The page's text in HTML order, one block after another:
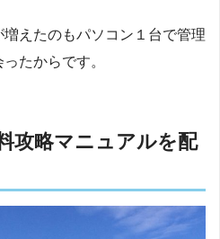
えたのもパソコン１台で管理
たからです。
攻略マニュアルを配